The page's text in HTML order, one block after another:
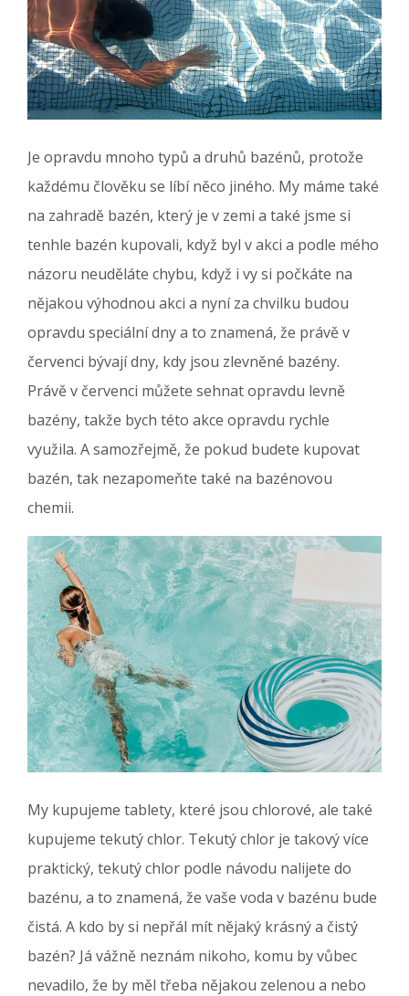
Je opravdu mnoho typů a druhů bazénů, protože
každému člověku se líbí něco jiného. My máme také
na zahradě bazén, který je v zemi a také jsme si
tenhle bazén kupovali, když byl v akci a podle mého
názoru neuděláte chybu, když i vy si počkáte na
nějakou výhodnou akci a nyní za chvilku budou
opravdu speciální dny a to znamená, že právě v
červenci bývají dny, kdy jsou zlevněné bazény.
Právě v červenci můžete sehnat opravdu levně
bazény, takže bych této akce opravdu rychle
využila. A samozřejmě, že pokud budete kupovat
bazén, tak nezapomeňte také na bazénovou
chemii.
My kupujeme tablety, které jsou chlorové, ale také
kupujeme tekutý chlor. Tekutý chlor je takový více
praktický, tekutý chlor podle návodu nalijete do
bazénu, a to znamená, že vaše voda v bazénu bude
čistá. A kdo by si nepřál mít nějaký krásný a čistý
bazén? Já vážně neznám nikoho, komu by vůbec
nevadilo, že by měl třeba nějakou zelenou a nebo